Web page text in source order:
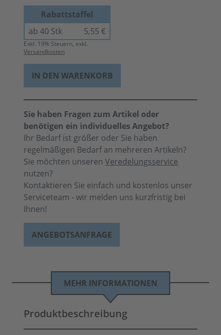
Rabattstaffel
ab 40 Stk
5,55 €
Exkl. 19% Steuern, exkl.
Versandkosten
IN DEN WARENKORB
Sie haben Fragen zum Artikel oder
benötigen ein individuelles Angebot?
Ihr Bedarf ist größer oder Sie haben
regelmäßigen Bedarf an mehreren Artikeln?
Sie möchten unseren Veredelungsservice
nutzen?
Kontaktieren Sie einfach und kostenlos unser
Serviceteam - wir melden uns kurzfristig bei
Ihnen!
ANGEBOTSANFRAGE
MEHR INFORMATIONEN
Produktbeschreibung